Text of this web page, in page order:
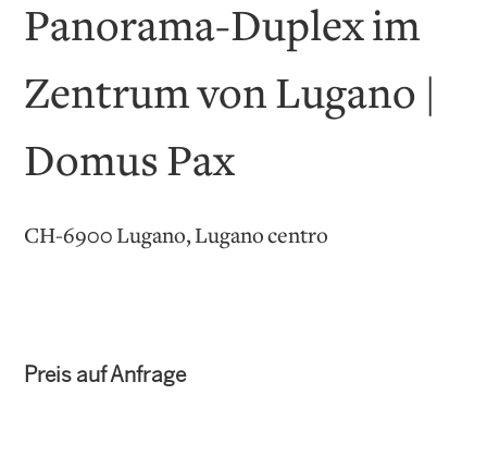
Panorama-Duplex im
Zentrum von Lugano |
Domus Pax
CH-6900 Lugano, Lugano centro
Preis auf Anfrage